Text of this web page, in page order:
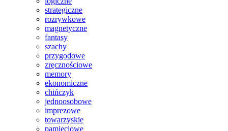
strategiczne
rozrywkowe
magnetyczne
fantasy
szachy
przygodowe
zręcznościowe
memory
ekonomiczne
chińczyk
jednoosobowe
imprezowe
towarzyskie
pamięciowe